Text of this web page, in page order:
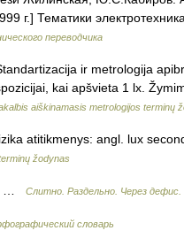
г.] Тематики
переводчика
ir metrologija
kai apšvieta 1 lx.
aiškinamasis metrologijos terminų
atitikmenys: angl. lux
žodynas
… Слитно. Раздельно. Через дефис.
словарь